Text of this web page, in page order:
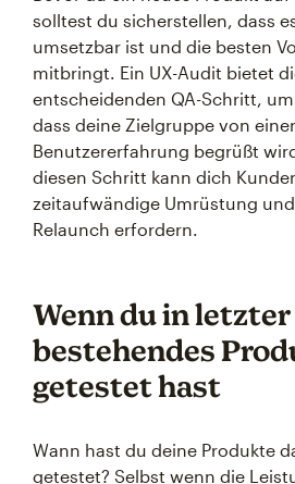
solltest du sicherstellen, dass
umsetzbar ist und die besten
mitbringt. Ein UX-Audit bietet
entscheidenden QA-Schritt,
dass deine Zielgruppe von
Benutzererfahrung begrüßt
diesen Schritt kann dich
zeitaufwändige Umrüstung
Relaunch erfordern.
Wenn du in
bestehendes
getestet hast
Wann hast du deine Produkte
getestet? Selbst wenn die